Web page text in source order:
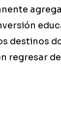
destinos
regresar